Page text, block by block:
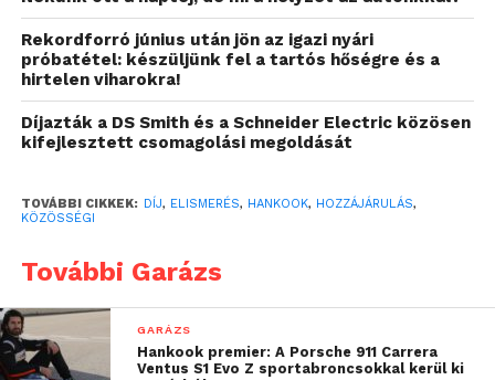
Magyarországi gyárának 2006-os alapítása óta a
Hankook országszerte folytat aktív CSR-
kezdeményezéseket, hozzájárulva a helyi
közösségek fejlesztéséhez. A 2012-ben indított
„Hankook Értékteremtő Program” keretében a
adományozott több mint 2 800 közhasznú
szervezetnek, köztük az Országos
támogatva ezzel a biztonságosabb és hatékonyabb
A Hankook elkötelezett a helyi közösségek
Rekordforró június után jön az igazi nyári
próbatétel: készüljünk fel a tartós hőségre és a
hirtelen viharokra!
Díjazták a DS Smith és a Schneider Electric közösen
kifejlesztett csomagolási megoldását
TOVÁBBI CIKKEK: DÍJ, ELISMERÉS, HANKOOK, HOZZÁJÁRULÁS,
KÖZÖSSÉGI
További Garázs
GARÁZS
Hankook premier: A Porsche 911 Carrera
Ventus S1 Evo Z sportabroncsokkal kerül ki